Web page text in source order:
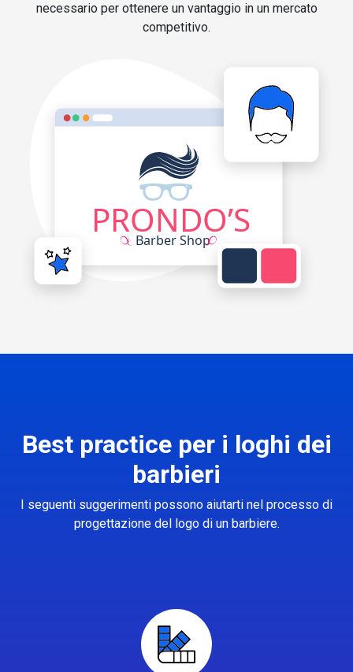
necessario per ottenere un vantaggio in un mercato
competitivo.
Best practice per i loghi dei
barbieri
I seguenti suggerimenti possono aiutarti nel processo di
progettazione del logo di un barbiere.